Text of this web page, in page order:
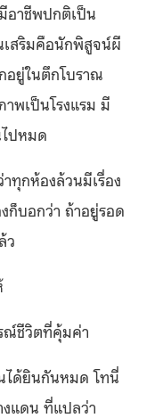
อาชีพปกติเป็น
เสริมคือนักพิสูจน์ผี
อยู่ในตึกโบราณ
พเป็นโรงแรม มี
ปหมด
ทุกห้องล้วนมีเรื่อง
ก็บอกว่า ถ้าอยู่รอด
ว
ณ์ชีวิตที่คุ้มค่า
ได้ยินกันหมด โทนี่
แดน ที่แปลว่า